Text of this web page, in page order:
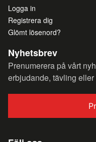
Logga in
Registrera dig
Glömt lösenord?
Nyhetsbrev
Prenumerera på vårt
erbjudande, tävling eller